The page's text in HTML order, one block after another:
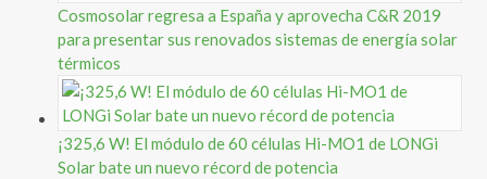
Cosmosolar regresa a España y aprovecha C&R 2019
para presentar sus renovados sistemas de energía solar
térmicos
¡325,6 W! El módulo de 60 células Hi-MO1 de LONGi
Solar bate un nuevo récord de potencia